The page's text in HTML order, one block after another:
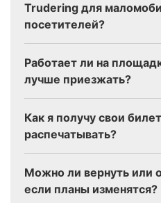
Trudering для
посетителей?
Работает ли на
лучше приезжать?
Как я получу свои
распечатывать?
Можно ли вернуть или
если планы изменятся?